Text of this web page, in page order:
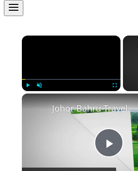
×
Play
Johor Bahru Travel